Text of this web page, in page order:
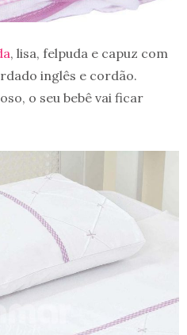
, lisa, felpuda e capuz com
inglês e cordão.
o seu bebê vai ficar